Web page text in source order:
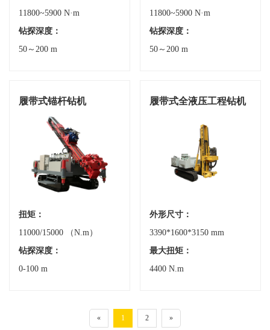
11800~5900 N·m
钻探深度：
50～200 m
11800~5900 N·m
钻探深度：
50～200 m
履带式锚杆钻机
扭矩：
11000/15000 （N.m）
钻探深度：
0-100 m
履带式全液压工程钻机
外形尺寸：
3390*1600*3150 mm
最大扭矩：
4400 N.m
« 1 2 »